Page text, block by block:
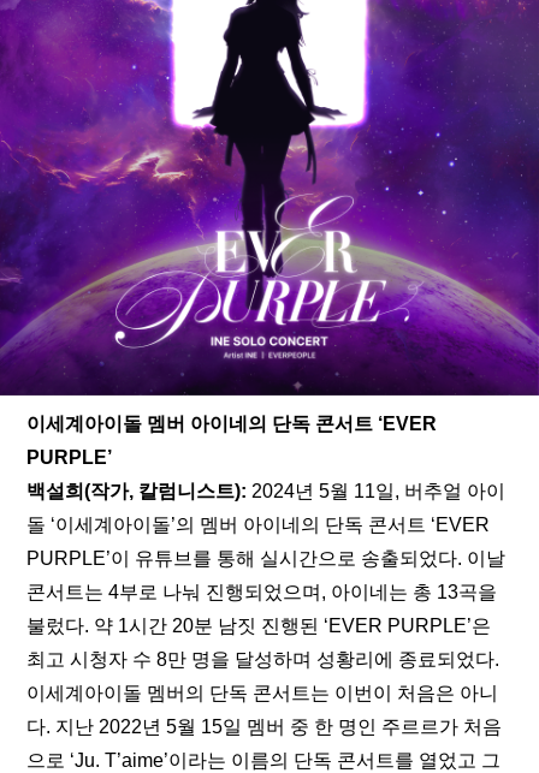
이세계아이돌 멤버 아이네의 단독 콘서트 ‘EVER
PURPLE’
백설희(작가, 칼럼니스트): 2024년 5월 11일, 버추얼 아이
돌 ‘이세계아이돌’의 멤버 아이네의 단독 콘서트 ‘EVER
PURPLE’이 유튜브를 통해 실시간으로 송출되었다. 이날
콘서트는 4부로 나눠 진행되었으며, 아이네는 총 13곡을
불렀다. 약 1시간 20분 남짓 진행된 ‘EVER PURPLE’은
최고 시청자 수 8만 명을 달성하며 성황리에 종료되었다.
이세계아이돌 멤버의 단독 콘서트는 이번이 처음은 아니
다. 지난 2022년 5월 15일 멤버 중 한 명인 주르르가 처음
으로 ‘Ju. T’aime’이라는 이름의 단독 콘서트를 열었고 그